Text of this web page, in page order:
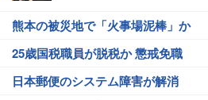
熊本の被災地で「火事場泥棒」か
25歳国税職員が脱税か 懲戒免職
日本郵便のシステム障害が解消